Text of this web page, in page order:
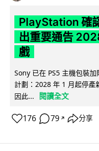
PlayStation 確
出重要通告
戲
Sony 已在 PS5 主機包裝
計劃：2028 年 1 月起停產
因此...
閱讀全文
176 79 ↗ 分享